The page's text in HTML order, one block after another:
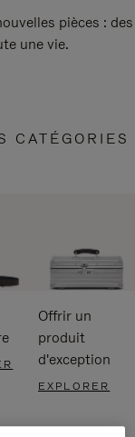
pièces : des
une vie.
CATÉGORIES
Offrir un
produit
d'exception
EXPLORER